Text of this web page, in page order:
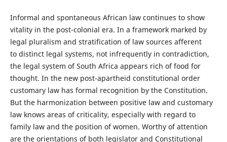
Informal and spontaneous African law continues to show
vitality in the post-colonial era. In a framework marked by
legal pluralism and stratification of law sources afferent
to distinct legal systems, not infrequently in contradiction,
the legal system of South Africa appears rich of food for
thought. In the new post-apartheid constitutional order
customary law has formal recognition by the Constitution.
But the harmonization between positive law and customary
law knows areas of criticality, especially with regard to
family law and the position of women. Worthy of attention
are the orientations of both legislator and Constitutional